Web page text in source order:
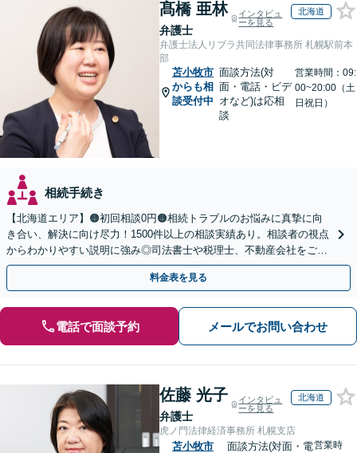
髙橋 亜林
弁護士
インタビュ
ーを見る
北海道
弁護士法人リブラ共同法律事務所 札幌駅前本
部
苫小牧市
からも相
談受付中
面談方法(対
面・電話・ビデ
オなど)は応相
談
営業時間：09:
00~20:00（土
日祝日）
相続手続き
【北海道エリア】🟠初回相談0円🟠相続トラブルのお悩みに真摯に向
き合い、解決に向け尽力！1500件以上の相談実績あり。相談者の視点
からわかりやすい説明に強み◎司法書士や税理士、不動産会社をご紹
介し、登記や相続税の申告までワンストップで対応
料金表を見る
電話で面談予約 メールでお問い合わせ
佐藤 光子
弁護士
インタビュ
ーを見る
北海道
虎ノ門法律経済事務所 札幌支店
苫小牧市
面談方法(対面・電営業時